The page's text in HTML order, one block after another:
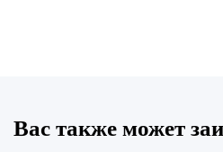
Вас также может